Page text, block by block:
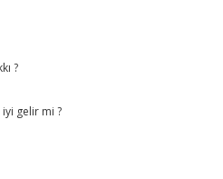
?
gelir mi ?